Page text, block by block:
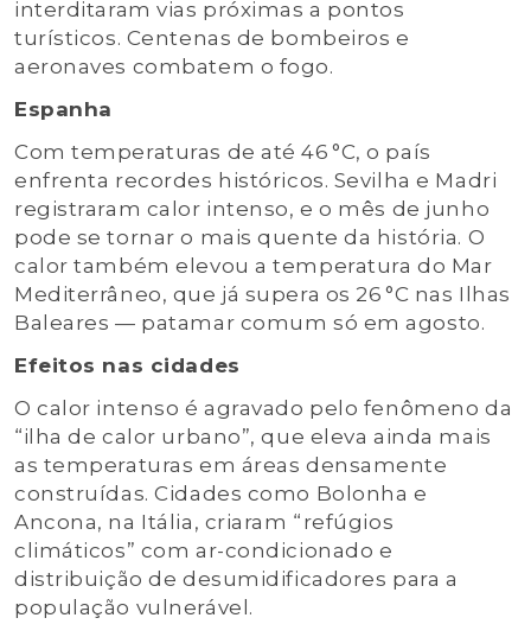
interditaram vias próximas a pontos
turísticos. Centenas de bombeiros e
aeronaves combatem o fogo.
Espanha
Com temperaturas de até 46 °C, o país
enfrenta recordes históricos. Sevilha e Madri
registraram calor intenso, e o mês de junho
pode se tornar o mais quente da história. O
calor também elevou a temperatura do Mar
Mediterrâneo, que já supera os 26 °C nas Ilhas
Baleares — patamar comum só em agosto.
Efeitos nas cidades
O calor intenso é agravado pelo fenômeno da
“ilha de calor urbano”, que eleva ainda mais
as temperaturas em áreas densamente
construídas. Cidades como Bolonha e
Ancona, na Itália, criaram “refúgios
climáticos” com ar-condicionado e
distribuição de desumidificadores para a
população vulnerável.